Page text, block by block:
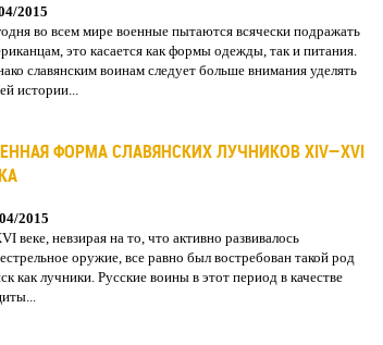
2015
во всем мире военные пытаются всячески подражать
это касается как формы одежды, так и питания.
славянским воинам следует больше внимания уделять
истории...
ФОРМА СЛАВЯНСКИХ ЛУЧНИКОВ XIV—XVI
2015
веке, невзирая на то, что активно развивалось
оружие, все равно был востребован такой род
как лучники. Русские воины в этот период в качестве